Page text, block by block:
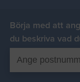
Börja med att
du beskriva vad